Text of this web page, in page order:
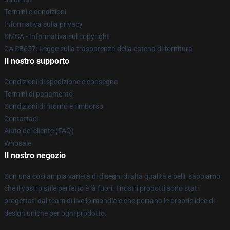
Termini e condizioni
Informativa sulla privacy
DMCA - Informativa sul copyright
CA SB657: Legge sulla trasparenza della catena di fornitura
Il nostro supporto
Condizioni di spedizione e consegna
Termini di pagamento
Condizioni di ritorno e rimborso
Contattaci
Aiuto del cliente (FAQ)
Whosale
Il nostro negozio
Con una così ampia varietà di disegni di alta qualità e belli, sappiamo
che il vostro stile perfetto è là fuori. I nostri prodotti sono stati
progettati dal team di livello mondiale che portano le proprie idee di
design uniche per ogni prodotto.